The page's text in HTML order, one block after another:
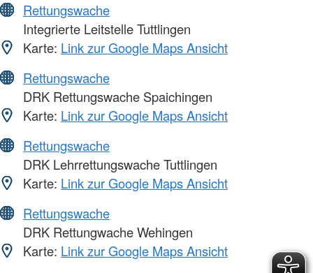
Rettungswache
Integrierte Leitstelle Tuttlingen
Karte: Link zur Google Maps Ansicht
Rettungswache
DRK Rettungswache Spaichingen
Karte: Link zur Google Maps Ansicht
Rettungswache
DRK Lehrrettungswache Tuttlingen
Karte: Link zur Google Maps Ansicht
Rettungswache
DRK Rettungwache Wehingen
Karte: Link zur Google Maps Ansicht